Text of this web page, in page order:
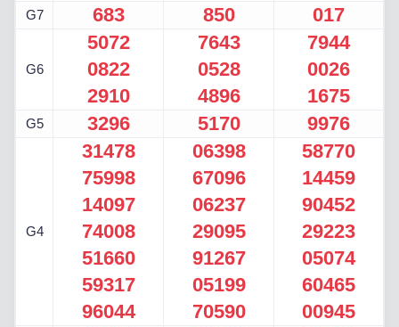
G7 683 850 017
G6
5072
0822
2910
7643
0528
4896
7944
0026
1675
G5 3296 5170 9976
G4
31478
75998
14097
74008
51660
59317
96044
06398
67096
06237
29095
91267
05199
70590
58770
14459
90452
29223
05074
60465
00945